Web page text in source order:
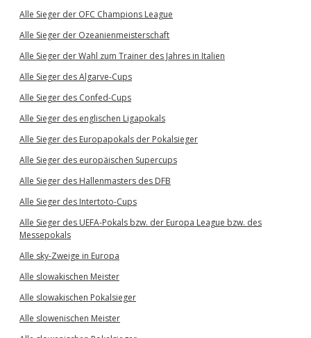
Alle Sieger der OFC Champions League
Alle Sieger der Ozeanienmeisterschaft
Alle Sieger der Wahl zum Trainer des Jahres in Italien
Alle Sieger des Algarve-Cups
Alle Sieger des Confed-Cups
Alle Sieger des englischen Ligapokals
Alle Sieger des Europapokals der Pokalsieger
Alle Sieger des europäischen Supercups
Alle Sieger des Hallenmasters des DFB
Alle Sieger des Intertoto-Cups
Alle Sieger des UEFA-Pokals bzw. der Europa League bzw. des
Messepokals
Alle sky-Zweige in Europa
Alle slowakischen Meister
Alle slowakischen Pokalsieger
Alle slowenischen Meister